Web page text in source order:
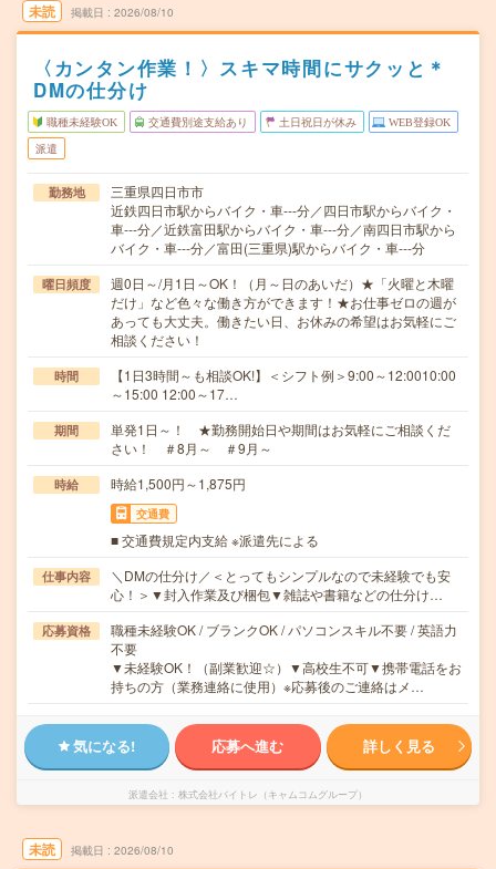
未読 掲載日 2026/08/10
〈カンタン作業！〉スキマ時間にサクッと＊
DMの仕分け
職種未経験OK 交通費別途支給あり 土日祝日が休み WEB登録OK
派遣
勤務地
三重県四日市市
近鉄四日市駅からバイク・車---分／四日市駅からバイク・
車---分／近鉄富田駅からバイク・車---分／南四日市駅から
バイク・車---分／富田(三重県)駅からバイク・車---分
曜日頻度
週0日～/月1日～OK！（月～日のあいだ）★「火曜と木曜
だけ」など色々な働き方ができます！★お仕事ゼロの週が
あっても大丈夫。働きたい日、お休みの希望はお気軽にご
相談ください！
時間
【1日3時間～も相談OK!】＜シフト例＞9:00～12:0010:00
～15:00 12:00～17…
期間
単発1日～！ ★勤務開始日や期間はお気軽にご相談くだ
さい！ ＃8月～ ＃9月～
時給 時給1,500円～1,875円
交通費
■ 交通費規定内支給 ※派遣先による
仕事内容
＼DMの仕分け／＜とってもシンプルなので未経験でも安
心！＞▼封入作業及び梱包▼雑誌や書籍などの仕分け…
応募資格
職種未経験OK / ブランクOK / パソコンスキル不要 / 英語力
不要
▼未経験OK！（副業歓迎☆）▼高校生不可▼携帯電話をお
持ちの方（業務連絡に使用）※応募後のご連絡はメ…
気になる! 応募へ進む 詳しく見る
派遣会社 株式会社バイトレ（キャムコムグループ）
未読 掲載日 2026/08/10